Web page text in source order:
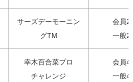
サーズデーモーニン
グTM
会員
一般
幸木百合菜プロ
チャレンジ
会員
一般